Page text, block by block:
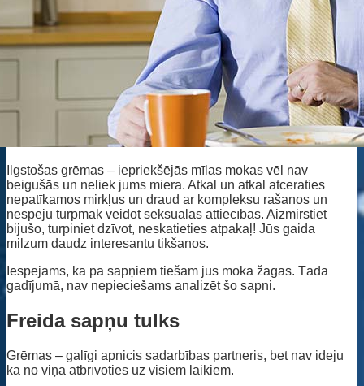
Ilgstošas grēmas – iepriekšējās mīlas mokas vēl nav
beigušās un neliek jums miera. Atkal un atkal atceraties
nepatīkamos mirkļus un draud ar kompleksu rašanos un
nespēju turpmāk veidot seksuālās attiecības. Aizmirstiet
bijušo, turpiniet dzīvot, neskatieties atpakaļ! Jūs gaida
milzum daudz interesantu tikšanos.
Iespējams, ka pa sapņiem tiešām jūs moka žagas. Tādā
gadījumā, nav nepieciešams analizēt šo sapni.
Freida sapņu tulks
Grēmas – galīgi apnicis sadarbības partneris, bet nav ideju
kā no viņa atbrīvoties uz visiem laikiem.